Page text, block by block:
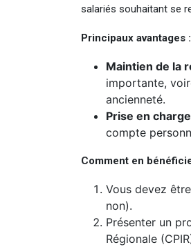
salariés souhaitant se
Principaux avantages :
Maintien de la
importante,
ancienneté.
Prise en
compte
Comment en
Vous devez
non).
Présenter un
Régionale